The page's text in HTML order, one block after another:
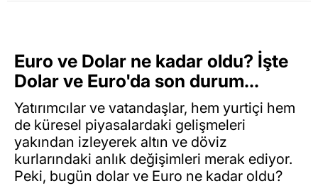
Euro ve Dolar ne kadar oldu? İşte
Dolar ve Euro'da son durum...
Yatırımcılar ve vatandaşlar, hem yurtiçi hem
de küresel piyasalardaki gelişmeleri
yakından izleyerek altın ve döviz
kurlarındaki anlık değişimleri merak ediyor.
Peki, bugün dolar ve Euro ne kadar oldu?